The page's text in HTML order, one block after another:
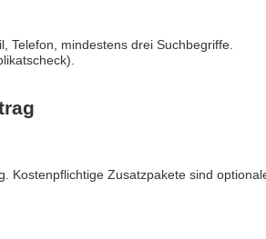
Telefon, mindestens drei Suchbegriffe.
Kostenpflichtige Zusatzpakete sind